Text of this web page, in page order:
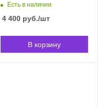
мм без перекладины,
Владивостоке
Есть в наличии
4 400руб./шт
В корзину